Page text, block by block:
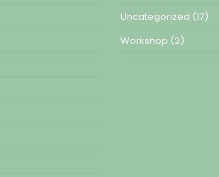
Uncategorized (17)
Workshop (2)